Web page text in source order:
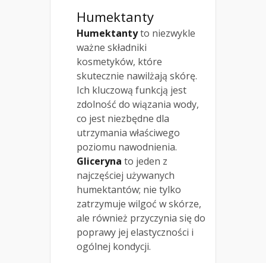
Humektanty
Humektantyto niezwykle
ważne składniki
kosmetyków, które
skutecznie nawilżają skórę.
Ich kluczową funkcją jest
zdolność do wiązania wody,
co jest niezbędne dla
utrzymania właściwego
poziomu nawodnienia.
Gliceryna to jeden z
najczęściej używanych
humektantów; nie tylko
zatrzymuje wilgoć w skórze,
ale również przyczynia się do
poprawy jej elastyczności i
ogólnej kondycji.